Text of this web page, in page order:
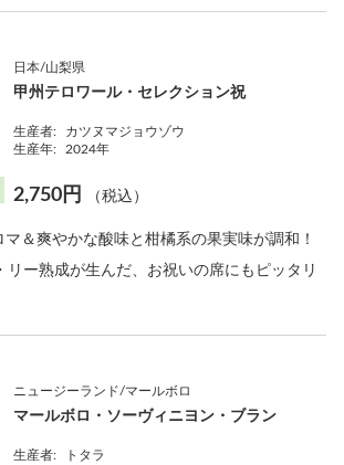
日本/山梨県
甲州テロワール・セレクション祝
生産者:
カツヌマジョウゾウ
生産年:
2024年
2,750円 （税込）
＆爽やかな酸味と柑橘系の果実味が調和！
リー熟成が生んだ、お祝いの席にもピッタリ
ニュージーランド/マールボロ
マールボロ・ソーヴィニヨン・ブラン
生産者:
トタラ